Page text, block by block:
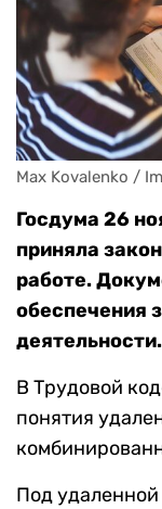
Max Kovalenko /
Госдума 26
приняла
работе.
обеспечения
деятельности.
В Трудовой
понятия
Под удаленной